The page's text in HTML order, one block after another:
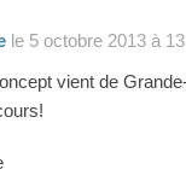
le 5 octobre 2013 à
vient de